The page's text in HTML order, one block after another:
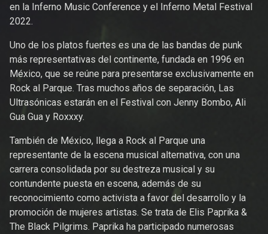
en la Inferno Music Conference y el Inferno Metal Festival
2022.
Uno de los platos fuertes es una de las bandas de punk
más representativas del continente, fundada en 1996 en
México, que se reúne para presentarse exclusivamente en
Rock al Parque. Tras muchos años de separación, Las
Ultrasónicas estarán en el Festival con Jenny Bombo, Ali
Gua Gua y Roxxxy.
También de México, llega a Rock al Parque una
representante de la escena musical alternativa, con una
carrera consolidada por su destreza musical y su
contundente puesta en escena, además de su
reconocimiento como activista a favor del desarrollo y la
promoción de mujeres artistas. Se trata de Elis Paprika &
The Black Pilgrims. Paprika ha participado numerosas